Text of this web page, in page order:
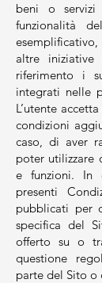
beni o
funzionalità
altre iniziative
riferimento i
integrati nelle
L’utente
condizioni
caso, di aver
poter utilizzare
e funzioni. In
presenti
pubblicati per
specifica del
offerto su o
questione
parte del Sito o